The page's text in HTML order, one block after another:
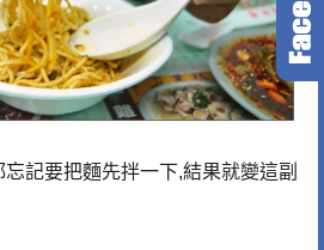
記要把麵先拌一下,結果就變這副